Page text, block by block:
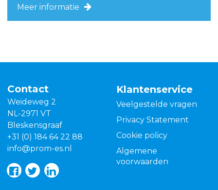
Meer informatie
Contact
Weideweg 2
NL-2971 VT
Bleskensgraaf
+31 (0) 184 64 22 88
info@prom-es.nl
Klantenservice
Veelgestelde vragen
Privacy Statement
Cookie policy
Algemene
voorwaarden